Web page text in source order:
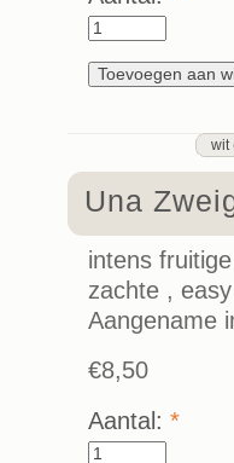
wit
Una
intens
zachte ,
Aangename
€8,50
Aantal: *